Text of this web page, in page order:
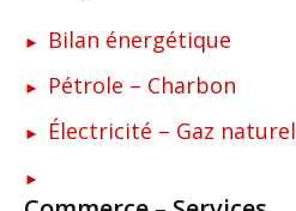
Bilan énergétique
Pétrole – Charbon
Électricité – Gaz naturel